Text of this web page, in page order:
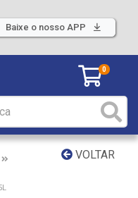
Baixe o nosso APP
0
VOLTAR